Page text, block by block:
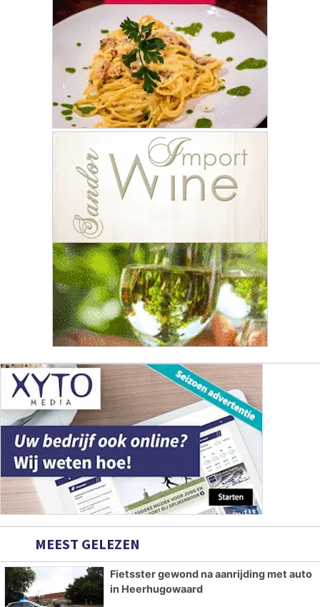
MEEST GELEZEN
Fietsster gewond na aanrijding met auto
in Heerhugowaard